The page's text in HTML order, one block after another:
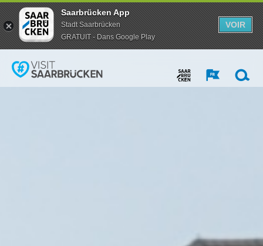
Saarbrücken App
Stadt Saarbrücken
GRATUIT - Dans Google Play
VOIR